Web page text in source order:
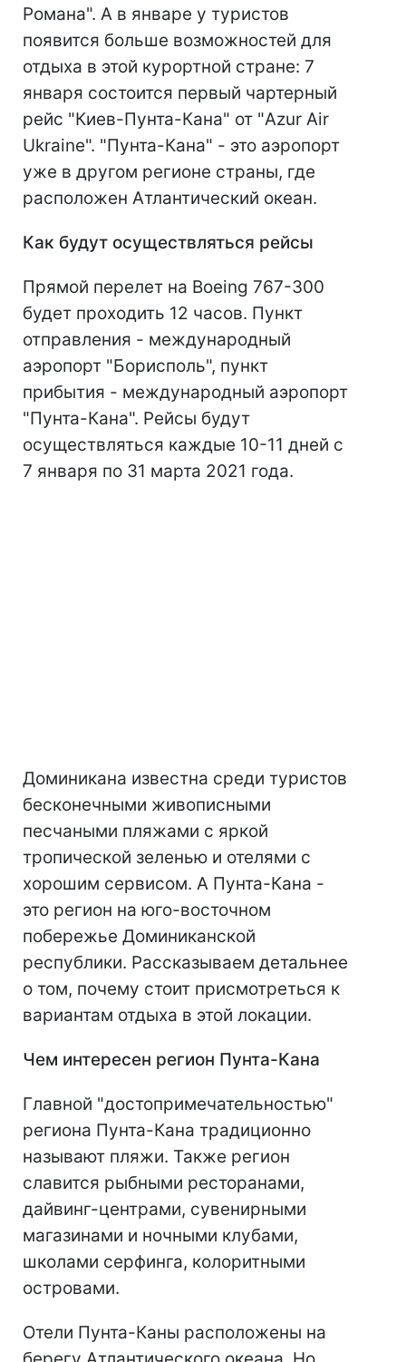
Романа". А в январе у туристов
появится больше возможностей для
отдыха в этой курортной стране: 7
января состоится первый чартерный
рейс "Киев-Пунта-Кана" от "Azur Air
Ukraine". "Пунта-Кана" - это аэропорт
уже в другом регионе страны, где
расположен Атлантический океан.
Как будут осуществляться рейсы
Прямой перелет на Boeing 767-300
будет проходить 12 часов. Пункт
отправления - международный
аэропорт "Борисполь", пункт
прибытия - международный аэропорт
"Пунта-Кана". Рейсы будут
осуществляться каждые 10-11 дней с
7 января по 31 марта 2021 года.
Доминикана известна среди туристов
бесконечными живописными
песчаными пляжами с яркой
тропической зеленью и отелями с
хорошим сервисом. А Пунта-Кана -
это регион на юго-восточном
побережье Доминиканской
республики. Рассказываем детальнее
о том, почему стоит присмотреться к
вариантам отдыха в этой локации.
Чем интересен регион Пунта-Кана
Главной "достопримечательностью"
региона Пунта-Кана традиционно
называют пляжи. Также регион
славится рыбными ресторанами,
дайвинг-центрами, сувенирными
магазинами и ночными клубами,
школами серфинга, колоритными
островами.
Отели Пунта-Каны расположены на